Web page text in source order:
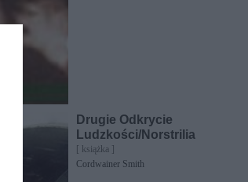
Drugie Odkrycie
Ludzkości/Norstrilia
[ książka ]
Cordwainer Smith